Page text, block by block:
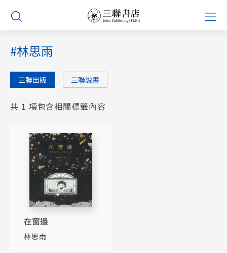
Skip
content
#林思雨
三聯出版 三聯說書
共 1 項包含相關標籤內容
在窗邊
林思雨